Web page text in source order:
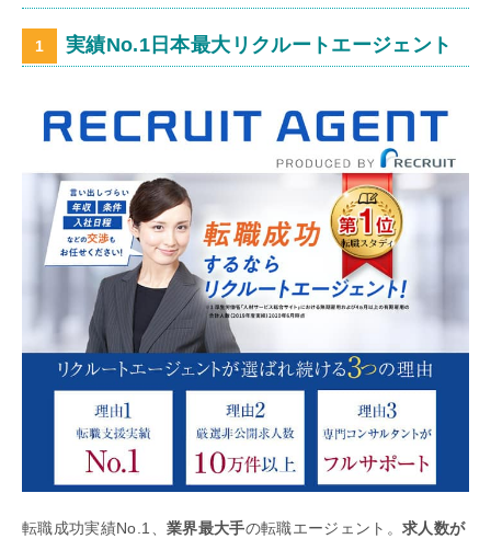
実績No.1日本最大リクルートエージェント
転職成功実績No.1、 業界最大手の転職エージェント。求人数が